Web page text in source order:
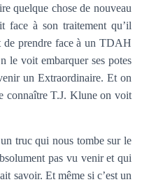
quelque chose de nouveau
face à son traitement qu’il
de prendre face à un TDAH
le voit embarquer ses potes
un Extraordinaire. Et on
connaître T.J. Klune on voit
truc qui nous tombe sur le
pas vu venir et qui
savoir. Et même si c’est un